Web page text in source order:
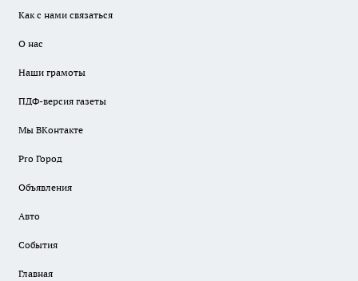
Как с нами связаться
О нас
Наши грамоты
ПДФ-версия газеты
Мы ВКонтакте
Pro Город
Объявления
Авто
События
Главная